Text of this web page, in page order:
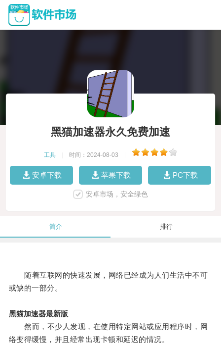
黑猫加速器永久免费加速
工具 时间：2024-08-03
安卓下载 苹果下载 PC下载
安卓市场，安全绿色
简介 排行
随着互联网的快速发展，网络已经成为人们生活中不可
或缺的一部分。
黑猫加速器最新版
然而，不少人发现，在使用特定网站或应用程序时，网
络变得缓慢，并且经常出现卡顿和延迟的情况。